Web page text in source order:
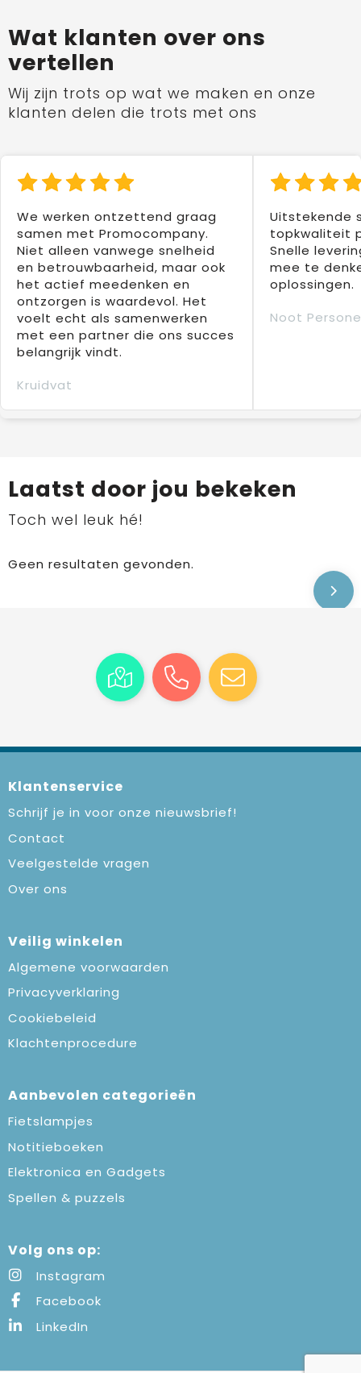
Wat klanten over ons
vertellen
Wij zijn trots op wat we maken en onze
klanten delen die trots met ons
We werken ontzettend graag
samen met Promocompany.
Niet alleen vanwege snelheid
en betrouwbaarheid, maar ook
het actief meedenken en
ontzorgen is waardevol. Het
voelt echt als samenwerken
met een partner die ons succes
belangrijk vindt.
Kruidvat
Uitstekende
topkwaliteit
Snelle
mee te
oplossingen.
Noot
Laatst door jou bekeken
Toch wel leuk hé!
Geen resultaten gevonden.
Klantenservice
Schrijf je in voor onze nieuwsbrief!
Contact
Veelgestelde vragen
Over ons
Veilig winkelen
Algemene voorwaarden
Privacyverklaring
Cookiebeleid
Klachtenprocedure
Aanbevolen categorieën
Fietslampjes
Notitieboeken
Elektronica en Gadgets
Spellen & puzzels
Volg ons op:
Instagram
Facebook
LinkedIn